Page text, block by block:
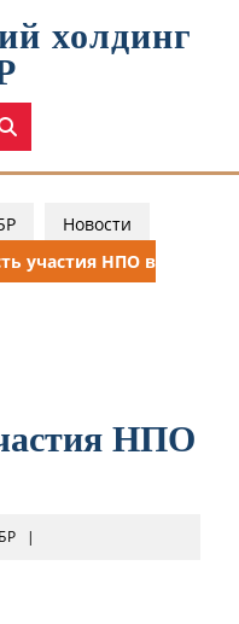
холдинг
Новости
участия НПО в
НПО
ЗУБР
|